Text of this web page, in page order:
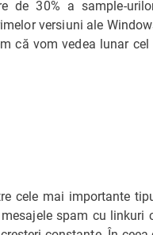
30% a sample-
versiuni ale
că vom vedea lunar
cele mai importante
spam cu linkuri